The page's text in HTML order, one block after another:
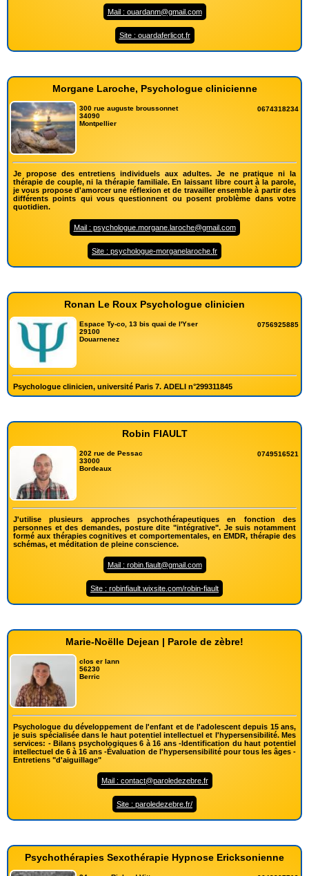
Mail : ouardanm@gmail.com
Site : ouardaferlicot.fr
Morgane Laroche, Psychologue clinicienne
300 rue auguste broussonnet
34090
Montpellier
0674318234
Je propose des entretiens individuels aux adultes. Je ne pratique ni la
thérapie de couple, ni la thérapie familiale. En laissant libre court à la parole,
je vous propose d'amorcer une réflexion et de travailler ensemble à partir des
différents points qui vous questionnent ou posent problème dans votre
quotidien.
Mail : psychologue.morgane.laroche@gmail.com
Site : psychologue-morganelaroche.fr
Ronan Le Roux Psychologue clinicien
Espace Ty-co, 13 bis quai de l'Yser
29100
Douarnenez
0756925885
Psychologue clinicien, université Paris 7. ADELI n°299311845
Robin FIAULT
202 rue de Pessac
33000
Bordeaux
0749516521
J'utilise plusieurs approches psychothérapeutiques en fonction des
personnes et des demandes, posture dite "intégrative". Je suis notamment
formé aux thérapies cognitives et comportementales, en EMDR, thérapie des
schémas, et méditation de pleine conscience.
Mail : robin.fiault@gmail.com
Site : robinfiault.wixsite.com/robin-fiault
Marie-Noëlle Dejean | Parole de zèbre!
clos er lann
56230
Berric
Psychologue du développement de l'enfant et de l'adolescent depuis 15 ans,
je suis spécialisée dans le haut potentiel intellectuel et l'hypersensibilité. Mes
services: - Bilans psychologiques 6 à 16 ans -Identification du haut potentiel
intellectuel de 6 à 16 ans -Évaluation de l'hypersensibilité pour tous les âges -
Entretiens "d'aiguillage"
Mail : contact@paroledezebre.fr
Site : paroledezebre.fr/
Psychothérapies Sexothérapie Hypnose Ericksonienne